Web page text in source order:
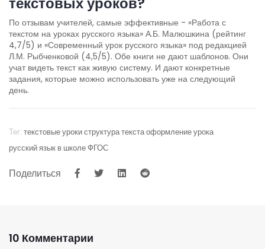
По отзывам учителей, самые эффективные - «Работа с
текстом на уроках русского языка» А.Б. Малюшкина (рейтинг
4,7/5) и «Современный урок русского языка» под редакцией
Л.М. Рыбченковой (4,5/5). Обе книги не дают шаблонов. Они
учат видеть текст как живую систему. И дают конкретные
задания, которые можно использовать уже на следующий
день.
Тег: текстовые урокиструктура текстаоформление урока
русский язык в школеФГОС
Поделиться
10 Комментарии